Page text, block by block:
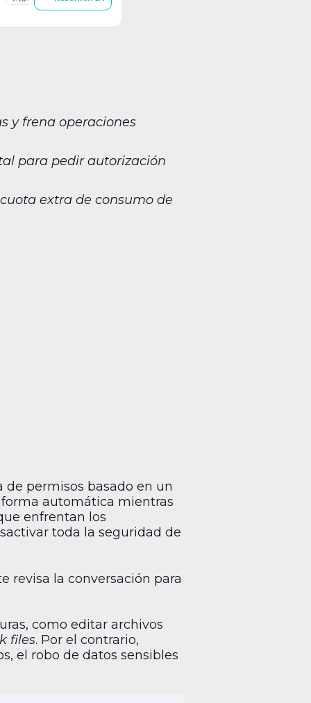
y frena operaciones
para pedir autorización
extra de consumo de
permisos basado en un
automática mientras
enfrentan los
toda la seguridad de
revisa la conversación para
como editar archivos
files. Por el contrario,
el robo de datos sensibles